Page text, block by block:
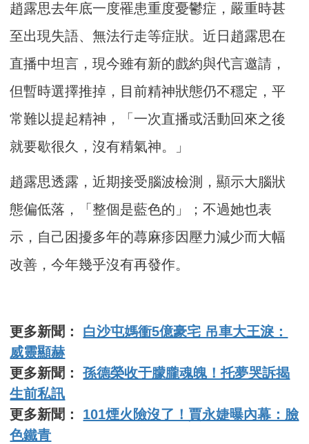
趙露思去年底一度罹患重度憂鬱症，嚴重時甚
至出現失語、無法行走等症狀。近日趙露思在
直播中坦言，現今雖有新的戲約與代言邀請，
但暫時選擇推掉，目前精神狀態仍不穩定，平
常難以提起精神，「一次直播或活動回來之後
就要歇很久，沒有精氣神。」
趙露思透露，近期接受腦波檢測，顯示大腦狀
態偏低落，「整個是藍色的」；不過她也表
示，自己困擾多年的蕁麻疹因壓力減少而大幅
改善，今年幾乎沒有再發作。
更多新聞： 白沙屯媽衝5億豪宅 吊車大王淚：
威靈顯赫
更多新聞：孫德榮收于朦朧魂魄！托夢哭訴揭
生前私訊
更多新聞： 101煙火險沒了！賈永婕曝內幕：臉
色鐵青